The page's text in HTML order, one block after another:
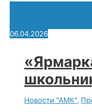
06.04.2026
Новости "АМК",